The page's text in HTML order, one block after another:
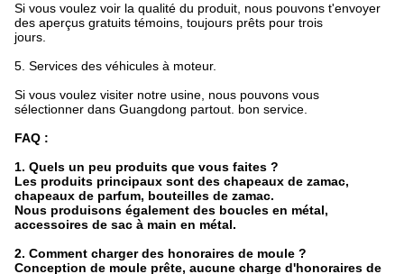
Si vous voulez voir la qualité du produit, nous pouvons t'envoyer
des aperçus gratuits témoins, toujours prêts pour trois
jours.
5. Services des véhicules à moteur.
Si vous voulez visiter notre usine, nous pouvons vous
sélectionner dans Guangdong partout. bon service.
FAQ :
1. Quels un peu produits que vous faites ?
Les produits principaux sont des chapeaux de zamac,
chapeaux de parfum, bouteilles de zamac.
Nous produisons également des boucles en métal,
accessoires de sac à main en métal.
2. Comment charger des honoraires de moule ?
Conception de moule prête, aucune charge d'honoraires de